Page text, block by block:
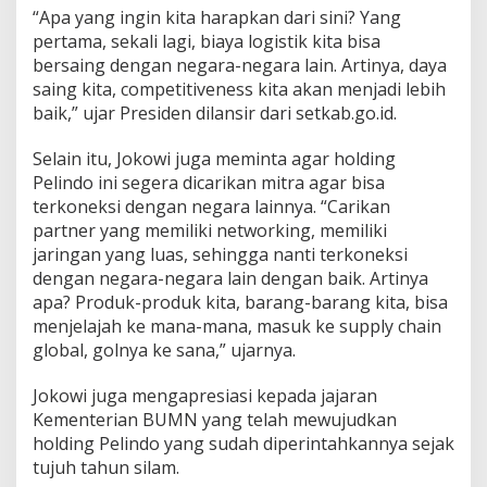
i
n
g
“Apa yang ingin kita harapkan dari sini? Yang
pertama, sekali lagi, biaya logistik kita bisa
bersaing dengan negara-negara lain. Artinya, daya
saing kita, competitiveness kita akan menjadi lebih
baik,” ujar Presiden dilansir dari setkab.go.id.
Selain itu, Jokowi juga meminta agar holding
Pelindo ini segera dicarikan mitra agar bisa
terkoneksi dengan negara lainnya. “Carikan
partner yang memiliki networking, memiliki
jaringan yang luas, sehingga nanti terkoneksi
dengan negara-negara lain dengan baik. Artinya
apa? Produk-produk kita, barang-barang kita, bisa
menjelajah ke mana-mana, masuk ke supply chain
global, golnya ke sana,” ujarnya.
Jokowi juga mengapresiasi kepada jajaran
Kementerian BUMN yang telah mewujudkan
holding Pelindo yang sudah diperintahkannya sejak
tujuh tahun silam.